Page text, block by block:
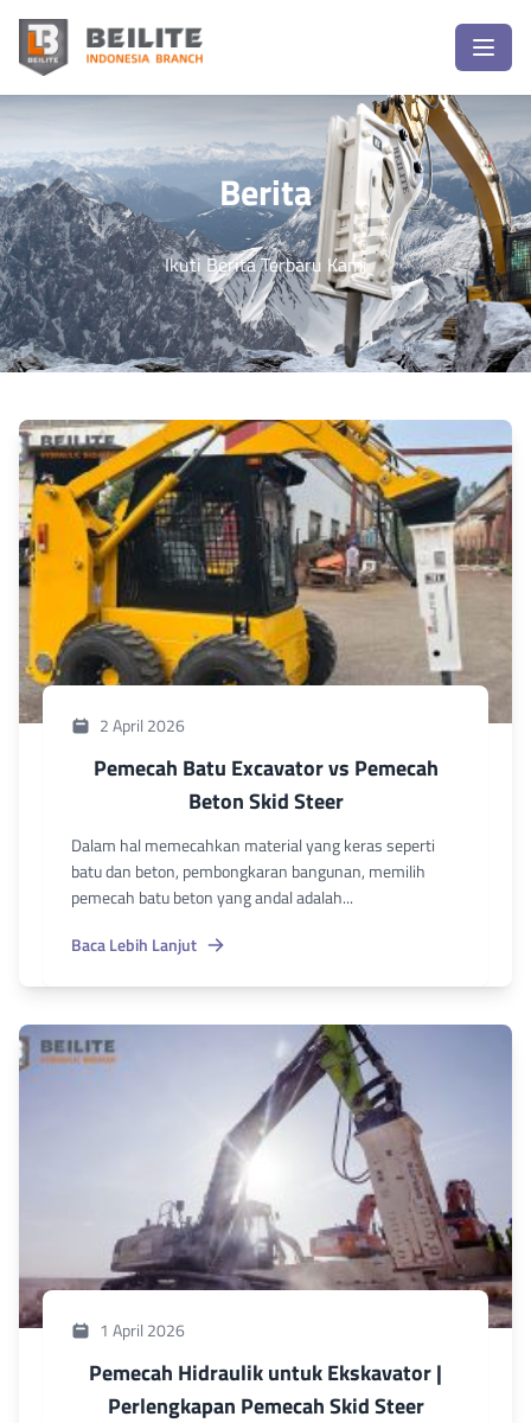
Berita
Ikuti Berita Terbaru Kami
2 April 2026
Pemecah Batu Excavator vs Pemecah
Beton Skid Steer
Dalam hal memecahkan material yang keras seperti
batu dan beton, pembongkaran bangunan, memilih
pemecah batu beton yang andal adalah...
Baca Lebih Lanjut
1 April 2026
Pemecah Hidraulik untuk Ekskavator |
Perlengkapan Pemecah Skid Steer